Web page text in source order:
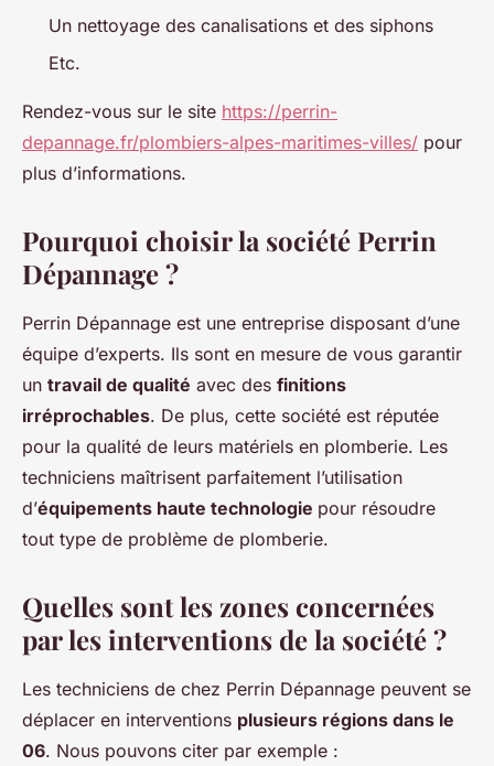
Un nettoyage des canalisations et des siphons
Etc.
Rendez-vous sur le site https://perrin-
depannage.fr/plombiers-alpes-maritimes-villes/ pour
plus d’informations.
Pourquoi choisir la société Perrin
Dépannage ?
Perrin Dépannage est une entreprise disposant d’une
équipe d’experts. Ils sont en mesure de vous garantir
un travail de qualité avec des finitions
irréprochables. De plus, cette société est réputée
pour la qualité de leurs matériels en plomberie. Les
techniciens maîtrisent parfaitement l’utilisation
d’équipements haute technologie pour résoudre
tout type de problème de plomberie.
Quelles sont les zones concernées
par les interventions de la société ?
Les techniciens de chez Perrin Dépannage peuvent se
déplacer en interventions plusieurs régions dans le
06. Nous pouvons citer par exemple :